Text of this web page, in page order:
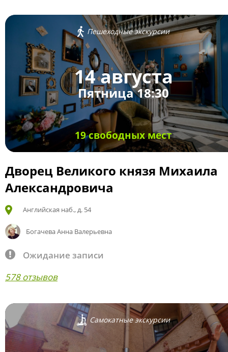
Пешеходные экскурсии
14 августа
Пятница 18:30
19 свободных мест
Дворец Великого князя Михаила
Александровича
Английская наб., д. 54
Богачева Анна Валерьевна
Ожидание записи
578 отзывов
Самокатные экскурсии